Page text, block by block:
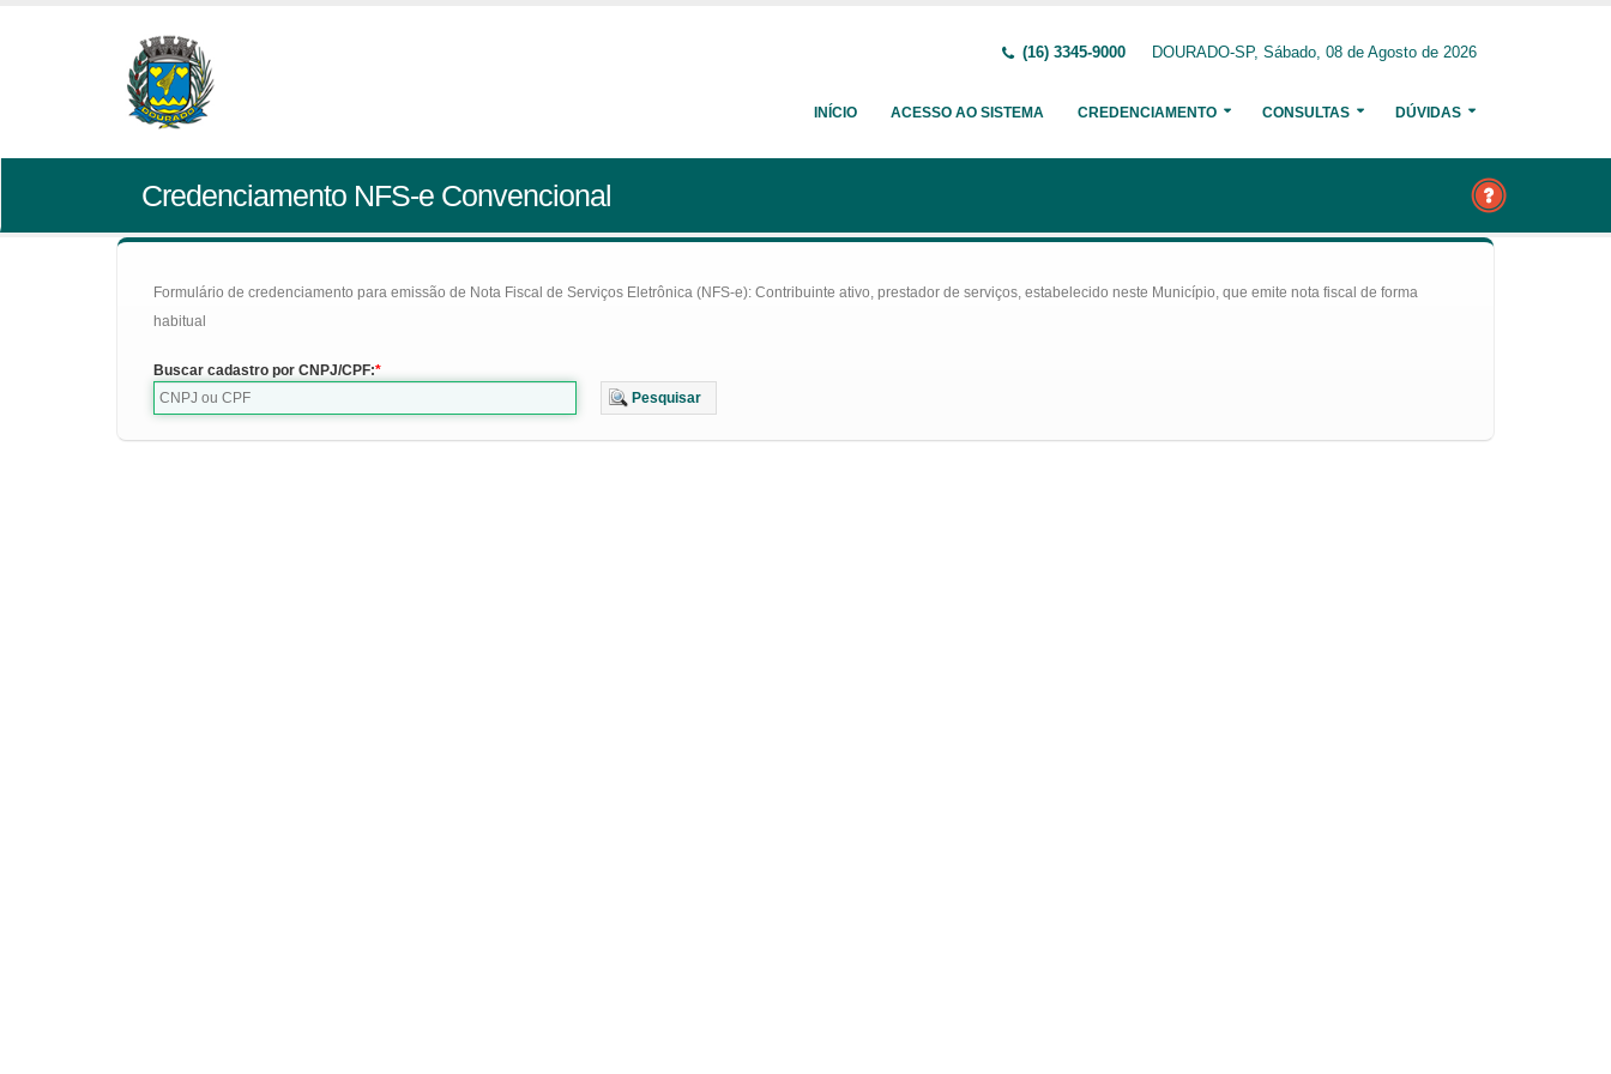
(16) 3345-9000 DOURADO-SP, Sábado, 08 de Agosto de 2026
INÍCIO ACESSO AO SISTEMA CREDENCIAMENTO CONSULTAS DÚVIDAS
Credenciamento NFS-e Convencional
Formulário de credenciamento para emissão de Nota Fiscal de Serviços Eletrônica (NFS-e): Contribuinte ativo, prestador de serviços, estabelecido neste Município, que emite nota fiscal de forma
habitual
Buscar cadastro por CNPJ/CPF:
Pesquisar